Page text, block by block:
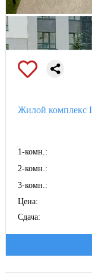
Жилой комплекс
1-комн.:
2-комн.:
3-комн.:
Цена:
Сдача: